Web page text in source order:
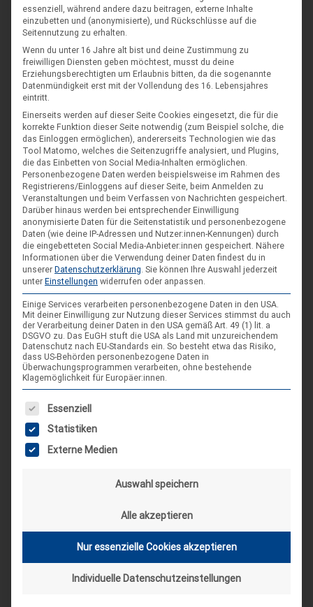
Du verwendest diese HTML
href="" title=""> <abbr title=""> <acronym
title=""> <b> <blockquote cite=""> <cite>
<code> <del datetime=""> <em> <i> <q
cite=""> <s> <strike> <strong>
NAME*
E-MAIL*
WEBSEITE
SCHLAGWORT-SUCHE
DIE NÄCHSTEN VERANSTALTUNGEN
essenziell, während andere dazu beitragen, externe Inhalte
einzubetten und (anonymisierte), und Rückschlüsse auf die
Seitennutzung zu erhalten.
Wenn du unter 16 Jahre alt bist und deine Zustimmung zu
freiwilligen Diensten geben möchtest, musst du deine
Erziehungsberechtigten um Erlaubnis bitten, da die sogenannte
Datenmündigkeit erst mit der Vollendung des 16. Lebensjahres
eintritt.
Einerseits werden auf dieser Seite Cookies eingesetzt, die für die
korrekte Funktion dieser Seite notwendig (zum Beispiel solche, die
das Einloggen ermöglichen), andererseits Technologien wie das
Tool Matomo, welches die Seitenzugriffe analysiert, und Plugins,
die das Einbetten von Social Media-Inhalten ermöglichen.
Personenbezogene Daten werden beispielsweise im Rahmen des
Registrierens/Einloggens auf dieser Seite, beim Anmelden zu
Veranstaltungen und beim Verfassen von Nachrichten gespeichert.
Darüber hinaus werden bei entsprechender Einwilligung
anonymisierte Daten für die Seitenstatistik und personenbezogene
Daten (wie deine IP-Adressen und Nutzer:innen-Kennungen) durch
die eingebetteten Social Media-Anbieter:innen gespeichert. Nähere
Informationen über die Verwendung deiner Daten findest du in
unserer Datenschutzerklärung Sie können Ihre Auswahl jederzeit
unter Einstellungen widerrufen oder anpassen.
Einige Services verarbeiten personenbezogene Daten in den USA.
Mit deiner Einwilligung zur Nutzung dieser Services stimmst du auch
der Verarbeitung deiner Daten in den USA gemäß Art. 49 (1) lit. a
DSGVO zu. Das EuGH stuft die USA als Land mit unzureichendem
Datenschutz nach EU-Standards ein. So besteht etwa das Risiko,
dass US-Behörden personenbezogene Daten in
Überwachungsprogrammen verarbeiten, ohne bestehende
Klagemöglichkeit für Europäer:innen.
Es folgt eine Liste der Service-Gruppen, für die eine
Essenziell
Statistiken
Externe Medien
Auswahl speichern
Alle akzeptieren
Nur essenzielle Cookies akzeptieren
Individuelle Datenschutzeinstellungen